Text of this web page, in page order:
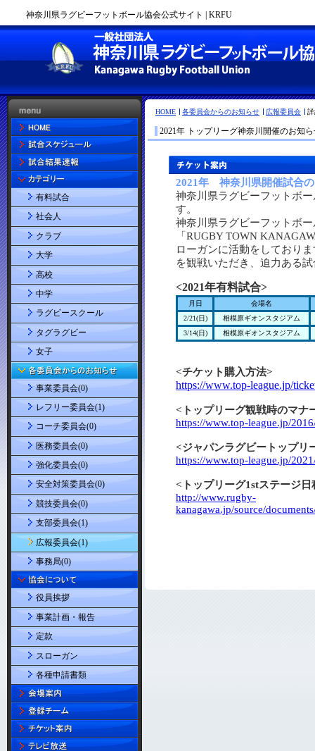
神奈川県ラグビーフットボール協会公式サイト | KRFU
HOME 各委員会からのお知らせ 広報委員会
2021年 トップリーグ神奈川開催のお知
有料試合
社会人
クラブ
大学
高校
中学
ラグビースクール
タグラグビー
女子
事業委員会(0)
レフリー委員会(1)
コーチ委員会(0)
医務委員会(0)
強化委員会(0)
安全対策委員会(0)
競技委員会(0)
支部委員会(1)
広報委員会(1)
事務局(0)
役員挨拶
事業計画・報告
定款
スローガン
各種申請書類